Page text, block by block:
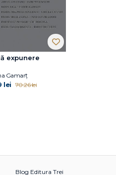
expunere
Gamarţ
lei 70.26 lei
Blog Editura Trei